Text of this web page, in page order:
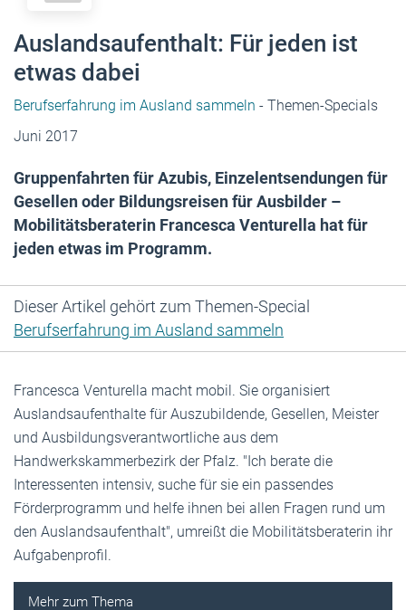
Auslandsaufenthalt: Für jeden ist
etwas dabei
Berufserfahrung im Ausland sammeln - Themen-Specials
Juni 2017
Gruppenfahrten für Azubis, Einzelentsendungen für
Gesellen oder Bildungsreisen für Ausbilder –
Mobilitätsberaterin Francesca Venturella hat für
jeden etwas im Programm.
Dieser Artikel gehört zum Themen-Special
Berufserfahrung im Ausland sammeln
Francesca Venturella macht mobil. Sie organisiert
Auslandsaufenthalte für Auszubildende, Gesellen, Meister
und Ausbildungsverantwortliche aus dem
Handwerkskammerbezirk der Pfalz. "Ich berate die
Interessenten intensiv, suche für sie ein passendes
Förderprogramm und helfe ihnen bei allen Fragen rund um
den Auslandsaufenthalt", umreißt die Mobilitätsberaterin ihr
Aufgabenprofil.